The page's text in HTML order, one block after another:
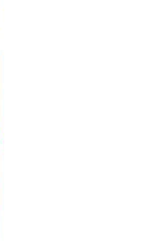
ついて
ーにバッジを付与しています
アした安心・安全なユーザーです
マの取引を完了させた実績があります
ビスでの取引実績があります
ーします
ね！
ね！